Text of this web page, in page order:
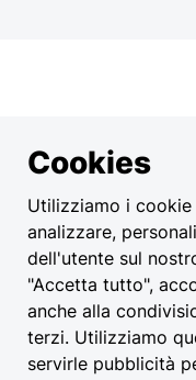
Cookies
Utilizziamo i
analizzare,
dell'utente sul
"Accetta tutto",
anche alla
terzi. Utilizziamo
servirle pubblicità